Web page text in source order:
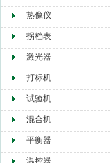
热像仪
拐档表
激光器
打标机
试验机
混合机
平衡器
温控器